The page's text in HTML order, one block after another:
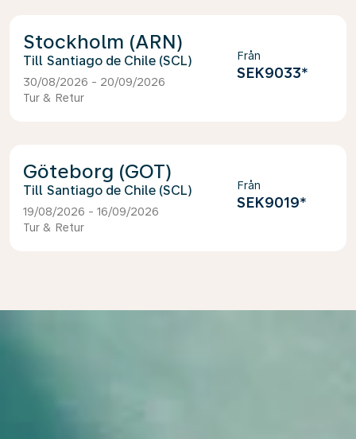
Stockholm (ARN)
Santiago de Chile (SCL)
30/08/2026 - 20/09/2026
Tur & Retur
Från
SEK9033*
Göteborg (GOT)
Santiago de Chile (SCL)
19/08/2026 - 16/09/2026
Tur & Retur
Från
SEK9019*